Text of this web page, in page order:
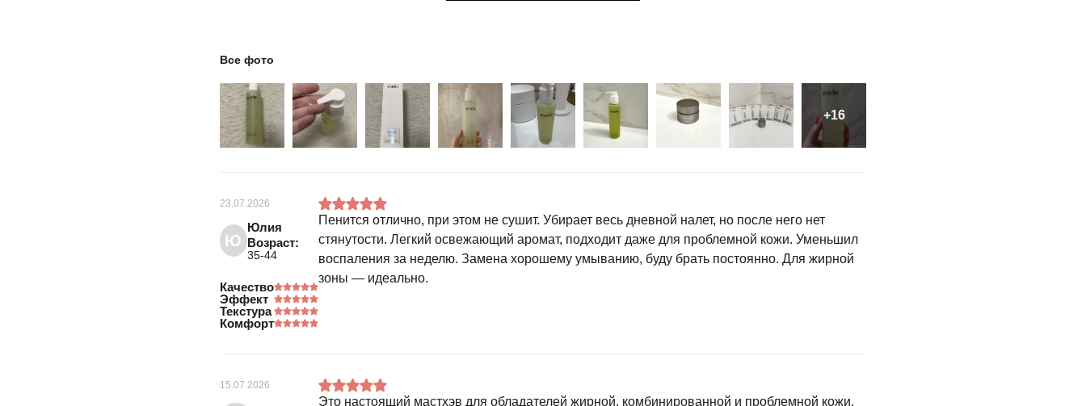
Все фото
23.07.2026
Ю
Юлия
Возраст:
35-44
Качество
Эффект
Текстура
Комфорт
Пенится отлично, при этом не сушит. Убирает весь дневной налет, но после него нет
стянутости. Легкий освежающий аромат, подходит даже для проблемной кожи. Уменьшил
воспаления за неделю. Замена хорошему умыванию, буду брать постоянно. Для жирной
зоны — идеально.
15.07.2026
Это настоящий мастхэв для обладателей жирной, комбинированной и проблемной кожи.